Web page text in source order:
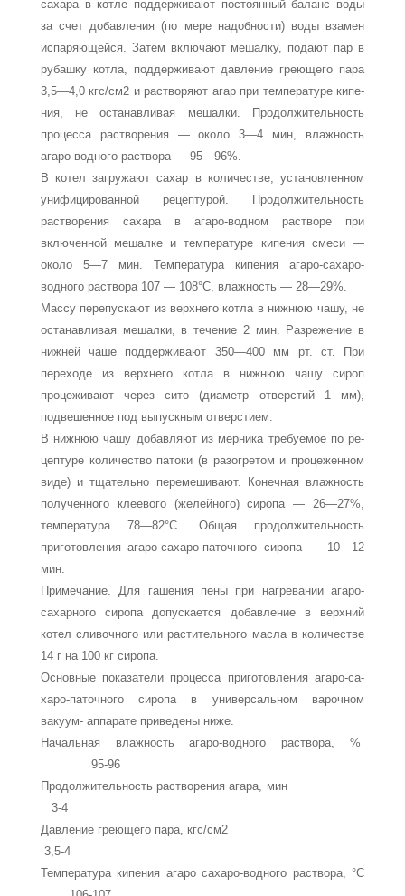
сахара в котле поддерживают постоянный ба­ланс воды
за счет добавления (по мере надобности) воды взамен
испаряющейся. Затем включают мешалку, подают пар в
рубашку котла, поддерживают давление греющего па­ра
3,5—4,0 кгс/см2 и растворяют агар при температуре кипе­
ния, не останавливая мешалки. Продолжительность
процесса растворения — около 3—4 мин, влажность
агаро-водного раствора — 95—96%.
В котел загружают сахар в количестве, установленном
унифицированной рецептурой. Продолжительность
раство­рения сахара в агаро-водном растворе при
включенной ме­шалке и температуре кипения смеси —
около 5—7 мин. Температура кипения агаро-сахаро-
водного раствора 107 — 108°С, влажность — 28—29%.
Массу перепускают из верхнего котла в нижнюю чашу, не
останавливая мешалки, в течение 2 мин. Разрежение в
нижней чаше поддерживают 350—400 мм рт. ст. При
перехо­де из верхнего котла в нижнюю чашу сироп
процеживают через сито (диаметр отверстий 1 мм),
подвешенное под вы­пускным отверстием.
В нижнюю чашу добавляют из мерника требуемое по ре­
цептуре количество патоки (в разогретом и процеженном
виде) и тщательно перемешивают. Конечная влажность
по­лученного клеевого (желейного) сиропа — 26—27%,
темпе­ратура 78—82°С. Общая продолжительность
приготовле­ния агаро-сахаро-паточного сиропа — 10—12
мин.
Примечание. Для гашения пены при нагревании ага­ро-
сахарного сиропа допускается добавление в верхний
котел сливочного или растительного масла в количестве
14 г на 100 кг сиропа.
Основные показатели процесса приготовления агаро-са­
харо-паточного сиропа в универсальном варочном
вакуум- аппарате приведены ниже.
Начальная влажность агаро-водного раствора, %
95-96
Продолжительность растворения агара, мин
3-4
Давление греющего пара, кгс/см2
3,5-4
Температура кипения агаро сахаро-водного раство­ра, °С